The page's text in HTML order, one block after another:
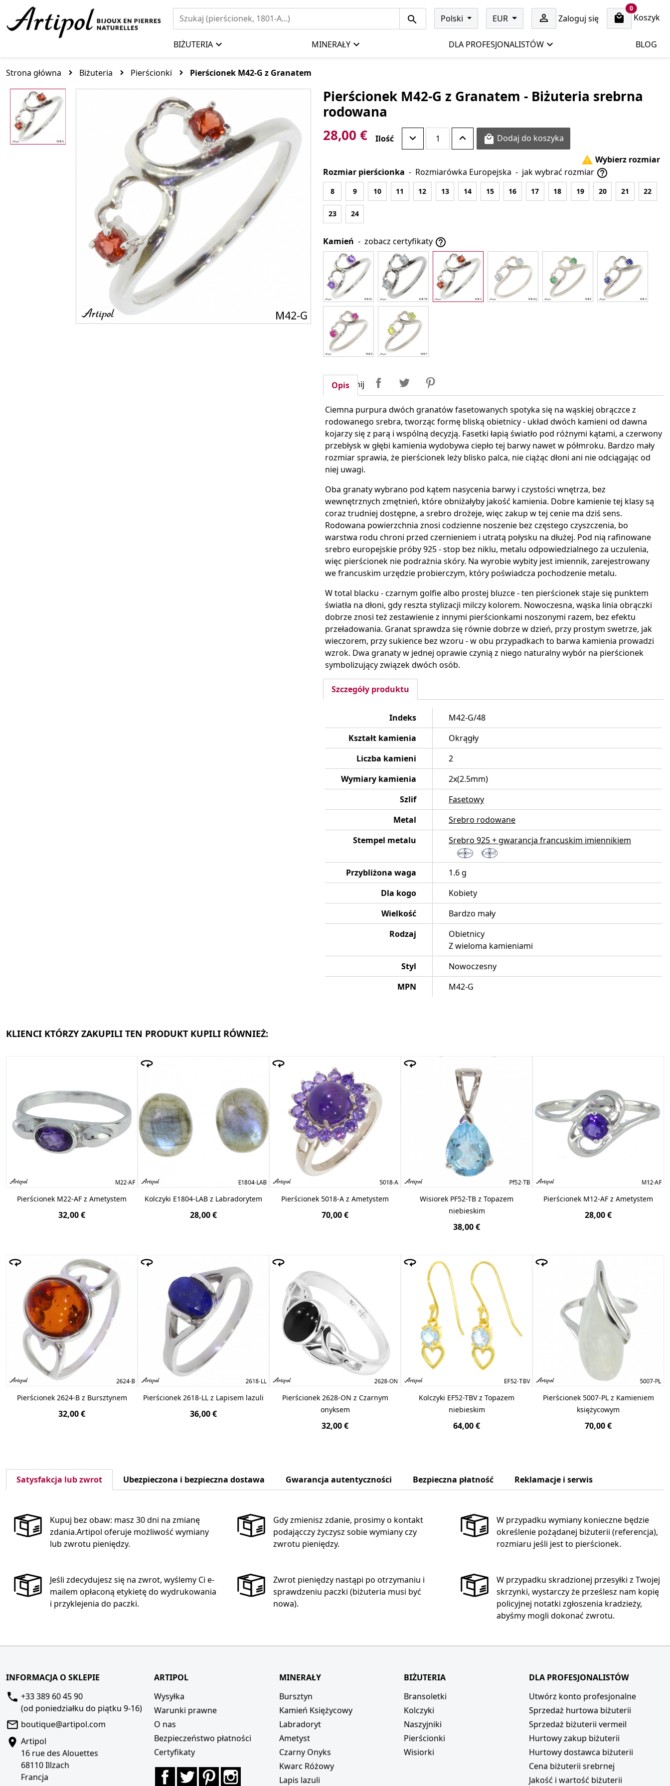
Polski EUR Zaloguj się 
0cart items
Koszyk
BIŻUTERIA MINERAŁY DLA PROFESJONALISTÓW BLOG
Strona główna Biżuteria Pierścionki Pierścionek M42-G z Granatem
Pierścionek M42-G z Granatem - Biżuteria srebrna
rodowana
28,00 €
Ilość  Dodaj do koszyka
 Wybierz rozmiar
Rozmiar pierścionka - Rozmiarówka Europejska - jak wybrać rozmiar 
8 9 10 11 12 13 14 15 16 17 18 19 20 21 22
23 24
Kamień - zobacz certyfikaty 
Udostępnij UdostępnijTweetuj
Opis
Ciemna purpura dwóch granatów fasetowanych spotyka się na wąskiej obrączce z
rodowanego srebra, tworząc formę bliską obietnicy - układ dwóch kamieni od dawna
kojarzy się z parą i wspólną decyzją. Fasetki łapią światło pod różnymi kątami, a czerwony
przebłysk w głębi kamienia wydobywa ciepło tej barwy nawet w półmroku. Bardzo mały
rozmiar sprawia, że pierścionek leży blisko palca, nie ciążąc dłoni ani nie odciągając od
niej uwagi.
Oba granaty wybrano pod kątem nasycenia barwy i czystości wnętrza, bez
wewnętrznych zmętnień, które obniżałyby jakość kamienia. Dobre kamienie tej klasy są
coraz trudniej dostępne, a srebro drożeje, więc zakup w tej cenie ma dziś sens.
Rodowana powierzchnia znosi codzienne noszenie bez częstego czyszczenia, bo
warstwa rodu chroni przed czernieniem i utratą połysku na dłużej. Pod nią rafinowane
srebro europejskie próby 925 - stop bez niklu, metalu odpowiedzialnego za uczulenia,
więc pierścionek nie podrażnia skóry. Na wyrobie wybity jest imiennik, zarejestrowany
we francuskim urzędzie probierczym, który poświadcza pochodzenie metalu.
W total blacku - czarnym golfie albo prostej bluzce - ten pierścionek staje się punktem
światła na dłoni, gdy reszta stylizacji milczy kolorem. Nowoczesna, wąska linia obrączki
dobrze znosi też zestawienie z innymi pierścionkami noszonymi razem, bez efektu
przeładowania. Granat sprawdza się równie dobrze w dzień, przy prostym swetrze, jak
wieczorem, przy sukience bez wzoru - w obu przypadkach to barwa kamienia prowadzi
wzrok. Dwa granaty w jednej oprawie czynią z niego naturalny wybór na pierścionek
symbolizujący związek dwóch osób.
Szczegóły produktu
Indeks
M42-G/48
Kształt kamienia
Okrągły
Liczba kamieni
2
Wymiary kamienia
2x(2.5mm)
Szlif
Fasetowy
Metal
Srebro rodowane
Stempel metalu
Srebro 925 + gwarancja francuskim imiennikiem
Przybliżona waga
1.6 g
Dla kogo
Kobiety
Wielkość
Bardzo mały
Rodzaj
Obietnicy
Z wieloma kamieniami
Styl
Nowoczesny
MPN
M42-G
KLIENCI KTÓRZY ZAKUPILI TEN PRODUKT KUPILI RÓWNIEŻ:
Pierścionek M22-AF z Ametystem
32,00 €
Kolczyki E1804-LAB z Labradorytem
28,00 €
Pierścionek 5018-A z Ametystem
70,00 €
Wisiorek PF52-TB z Topazem
niebieskim
38,00 €
Pierścionek M12-AF z Ametystem
28,00 €
Pierścionek 2624-B z Bursztynem
32,00 €
Pierścionek 2618-LL z Lapisem lazuli
36,00 €
Pierścionek 2628-ON z Czarnym
onyksem
32,00 €
Kolczyki EF52-TBV z Topazem
niebieskim
64,00 €
Pierścionek 5007-PL z Kamieniem
księżycowym
70,00 €
Satysfakcja lub zwrot Ubezpieczona i bezpieczna dostawa Gwarancja autentyczności Bezpieczna płatność Reklamacje i serwis
Kupuj bez obaw: masz 30 dni na zmianę
zdania.Artipol oferuje możliwość wymiany
lub zwrotu pieniędzy.
Gdy zmienisz zdanie, prosimy o kontakt
podającczy życzysz sobie wymiany czy
zwrotu pieniędzy.
W przypadku wymiany konieczne będzie
określenie pożądanej biżuterii (referencja),
rozmiaru jeśli jest to pierścionek.
Jeśli zdecydujesz się na zwrot, wyślemy Ci e-
mailem opłaconą etykietę do wydrukowania
i przyklejenia do paczki.
Zwrot pieniędzy nastąpi po otrzymaniu i
sprawdzeniu paczki (biżuteria musi być
nowa).
W przypadku skradzionej przesyłki z Twojej
skrzynki, wystarczy że prześlesz nam kopię
policyjnej notatki zgłoszenia kradzieży,
abyśmy mogli dokonać zwrotu.
INFORMACJA O SKLEPIE
+33 389 60 45 90
(od poniedziałku do piątku 9-16)
boutique@artipol.com
Artipol
16 rue des Alouettes
68110 Illzach
Francja
ARTIPOL
Wysyłka
Warunki prawne
O nas
Bezpieczeństwo płatności
Certyfikaty
FacebookTwitterPinterest
MINERAŁY
Bursztyn
Kamień Księżycowy
Labradoryt
Ametyst
Czarny Onyks
Kwarc Różowy
Lapis lazuli
BIŻUTERIA
Bransoletki
Kolczyki
Naszyjniki
Pierścionki
Wisiorki
DLA PROFESJONALISTÓW
Utwórz konto profesjonalne
Sprzedaż hurtowa biżuterii
Sprzedaż biżuterii vermeil
Hurtowy zakup biżuterii
Hurtowy dostawca biżuterii
Cena biżuterii srebrnej
Jakość i wartość biżuterii